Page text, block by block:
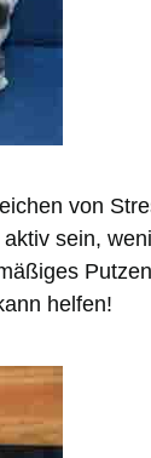
von
sein,
helfen!